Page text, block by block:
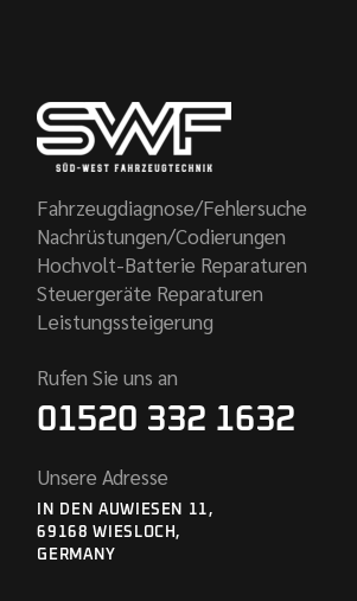
Fahrzeugdiagnose/Fehlersuche
Nachrüstungen/Codierungen
Hochvolt-Batterie Reparaturen
Steuergeräte Reparaturen
Leistungssteigerung
Rufen Sie uns an
01520 332 1632
Unsere Adresse
IN DEN AUWIESEN 11,
69168 WIESLOCH,
GERMANY